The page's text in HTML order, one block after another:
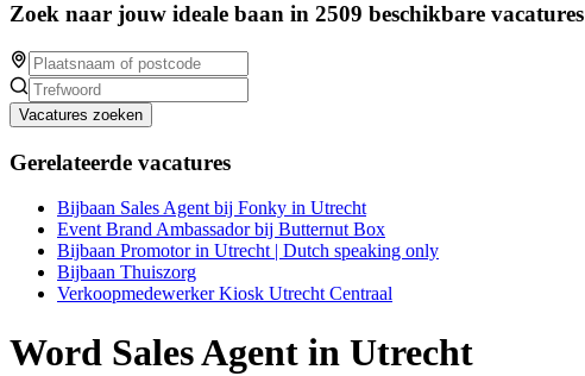
Zoek naar jouw ideale baan in 2509 beschikbare vacatures
Vacatures zoeken
Gerelateerde vacatures
Bijbaan Sales Agent bij Fonky in Utrecht
Event Brand Ambassador bij Butternut Box
Bijbaan Promotor in Utrecht | Dutch speaking only
Bijbaan Thuiszorg
Verkoopmedewerker Kiosk Utrecht Centraal
Word Sales Agent in Utrecht